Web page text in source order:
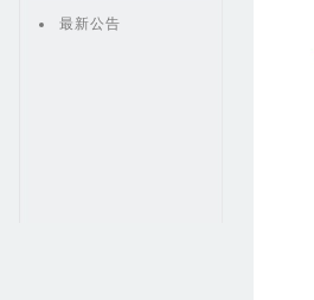
最新公告